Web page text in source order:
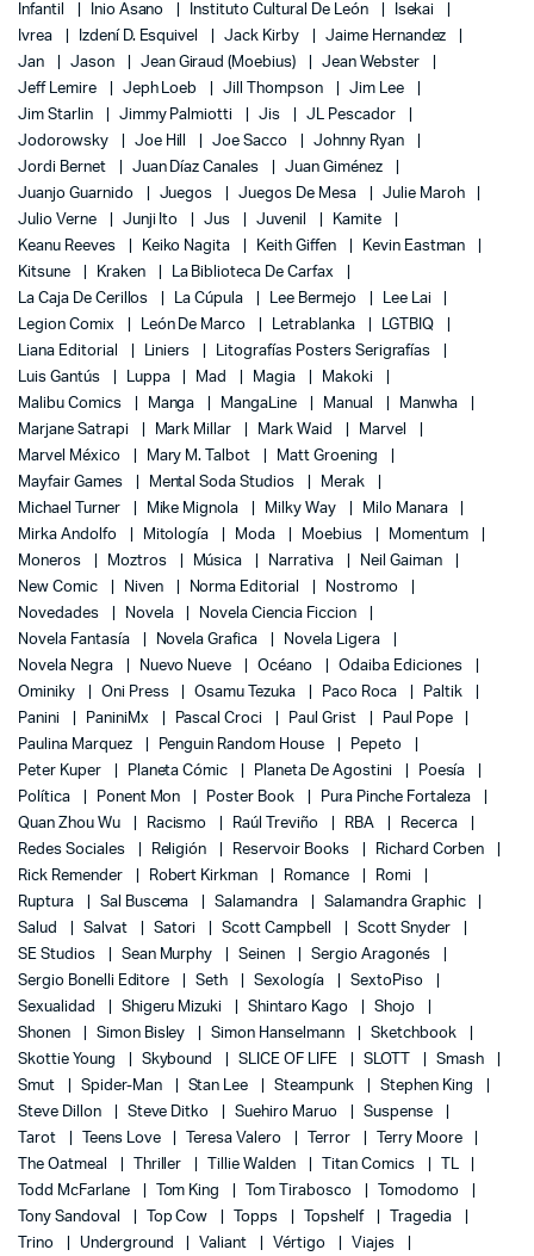
Infantil
Inio Asano Instituto Cultural De León
Isekai
Ivrea
Izdení D. Esquivel Jack Kirby
Jaime Hernandez
Jan
Jason Jean Giraud (Moebius)
Jean Webster
Jeff Lemire
Jeph Loeb Jill Thompson
Jim Lee
Jim Starlin
Jimmy Palmiotti Jis
JL Pescador
Jodorowsky
Joe Hill Joe Sacco
Johnny Ryan
Jordi Bernet
Juan Díaz Canales
Juan Giménez
Juanjo Guarnido
Juegos Juegos De Mesa
Julie Maroh
Julio Verne
Junji Ito Jus Juvenil
Kamite
Keanu Reeves
Keiko Nagita Keith Giffen
Kevin Eastman
Kitsune
Kraken
La Biblioteca De Carfax
La Caja De Cerillos
La Cúpula Lee Bermejo
Lee Lai
Legion Comix
León De Marco Letrablanka
LGTBIQ
Liana Editorial
Liniers
Litografías Posters Serigrafías
Luis Gantús
Luppa Mad Magia
Makoki
Malibu Comics
Manga MangaLine Manual
Manwha
Marjane Satrapi
Mark Millar Mark Waid
Marvel
Marvel México
Mary M. Talbot
Matt Groening
Mayfair Games
Mental Soda Studios
Merak
Michael Turner
Mike Mignola Milky Way
Milo Manara
Mirka Andolfo
Mitología Moda Moebius
Momentum
Moneros
Moztros Música Narrativa
Neil Gaiman
New Comic
Niven Norma Editorial
Nostromo
Novedades
Novela
Novela Ciencia Ficcion
Novela Fantasía
Novela Grafica
Novela Ligera
Novela Negra
Nuevo Nueve Océano
Odaiba Ediciones
Ominiky
Oni Press Osamu Tezuka Paco Roca
Paltik
Panini
PaniniMx Pascal Croci Paul Grist
Paul Pope
Paulina Marquez
Penguin Random House
Pepeto
Peter Kuper
Planeta Cómic Planeta De Agostini
Poesía
Política
Ponent Mon Poster Book
Pura Pinche Fortaleza
Quan Zhou Wu
Racismo Raúl Treviño RBA
Recerca
Redes Sociales
Religión Reservoir Books
Richard Corben
Rick Remender
Robert Kirkman Romance
Romi
Ruptura
Sal Buscema Salamandra
Salamandra Graphic
Salud
Salvat Satori Scott Campbell
Scott Snyder
SE Studios
Sean Murphy Seinen
Sergio Aragonés
Sergio Bonelli Editore
Seth Sexología
SextoPiso
Sexualidad
Shigeru Mizuki Shintaro Kago
Shojo
Shonen
Simon Bisley Simon Hanselmann
Sketchbook
Skottie Young
Skybound SLICE OF LIFE SLOTT
Smash
Smut
Spider-Man Stan Lee Steampunk
Stephen King
Steve Dillon
Steve Ditko Suehiro Maruo
Suspense
Tarot
Teens Love Teresa Valero Terror
Terry Moore
The Oatmeal
Thriller Tillie Walden Titan Comics
TL
Todd McFarlane
Tom King Tom Tirabosco
Tomodomo
Tony Sandoval
Top Cow Topps Topshelf
Tragedia
Trino
Underground Valiant Vértigo Viajes